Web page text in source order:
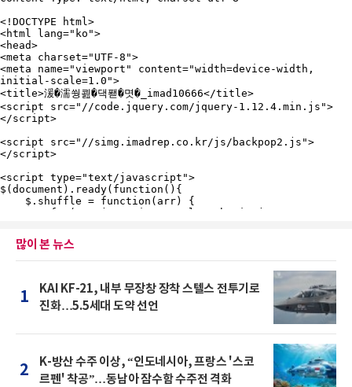
많이 본 뉴스
1
KAI KF-21, 내부 무장창 장착 스텔스 전투기로
진화…5.5세대 도약 선언
2
K-방산 수주 이상, “인도네시아, 프랑스 '스코
르펜' 착공”…동남아 잠수함 수주전 격화